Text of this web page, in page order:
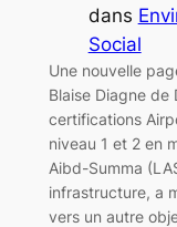
dans
Social
Une nouvelle
Blaise Diagne de
certifications
niveau 1 et 2 en
Aibd-Summa
infrastructure, a
vers un autre